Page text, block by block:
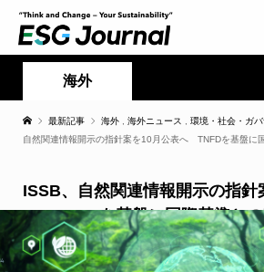
海外
最新記事 海外 海外ニュース 環境・社会・ガバ
自然関連情報開示の指針案を10月公表へ TNFDを基盤に
ISSB、自然関連情報開示の指針
へ TNFDを基盤に国際基準と